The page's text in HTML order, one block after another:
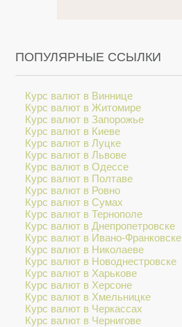
ПОПУЛЯРНЫЕ ССЫЛКИ
Курс валют в Виннице
Курс валют в Житомире
Курс валют в Запорожье
Курс валют в Киеве
Курс валют в Луцке
Курс валют в Львове
Курс валют в Одессе
Курс валют в Полтаве
Курс валют в Ровно
Курс валют в Сумах
Курс валют в Тернополе
Курс валют в Днепропетровске
Курс валют в Ивано-Франковске
Курс валют в Николаеве
Курс валют в Новоднестровске
Курс валют в Харькове
Курс валют в Херсоне
Курс валют в Хмельницке
Курс валют в Черкассах
Курс валют в Чернигове